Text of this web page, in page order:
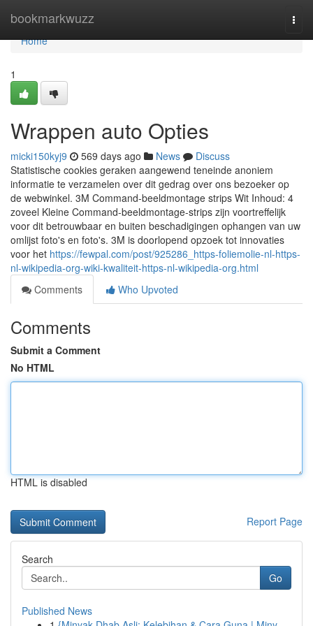
bookmarkwuzz
Home
Home
1
Wrappen auto Opties
micki150kyj9 569 days ago News
Discuss
Statistische cookies geraken aangewend teneinde anoniem
informatie te verzamelen over dit gedrag over ons bezoeker op
de webwinkel. 3M Command-beeldmontage strips Wit Inhoud: 4
zoveel Kleine Command-beeldmontage-strips zijn voortreffelijk
voor dit betrouwbaar en buiten beschadigingen ophangen van uw
omlijst foto's en foto's. 3M is doorlopend opzoek tot innovaties
voor het https://fewpal.com/post/925286_https-foliemolie-nl-https-
nl-wikipedia-org-wiki-kwaliteit-https-nl-wikipedia-org.html
Comments
Who Upvoted
Comments
Submit a Comment
No HTML
HTML is disabled
Report Page
Search
Go
Published News